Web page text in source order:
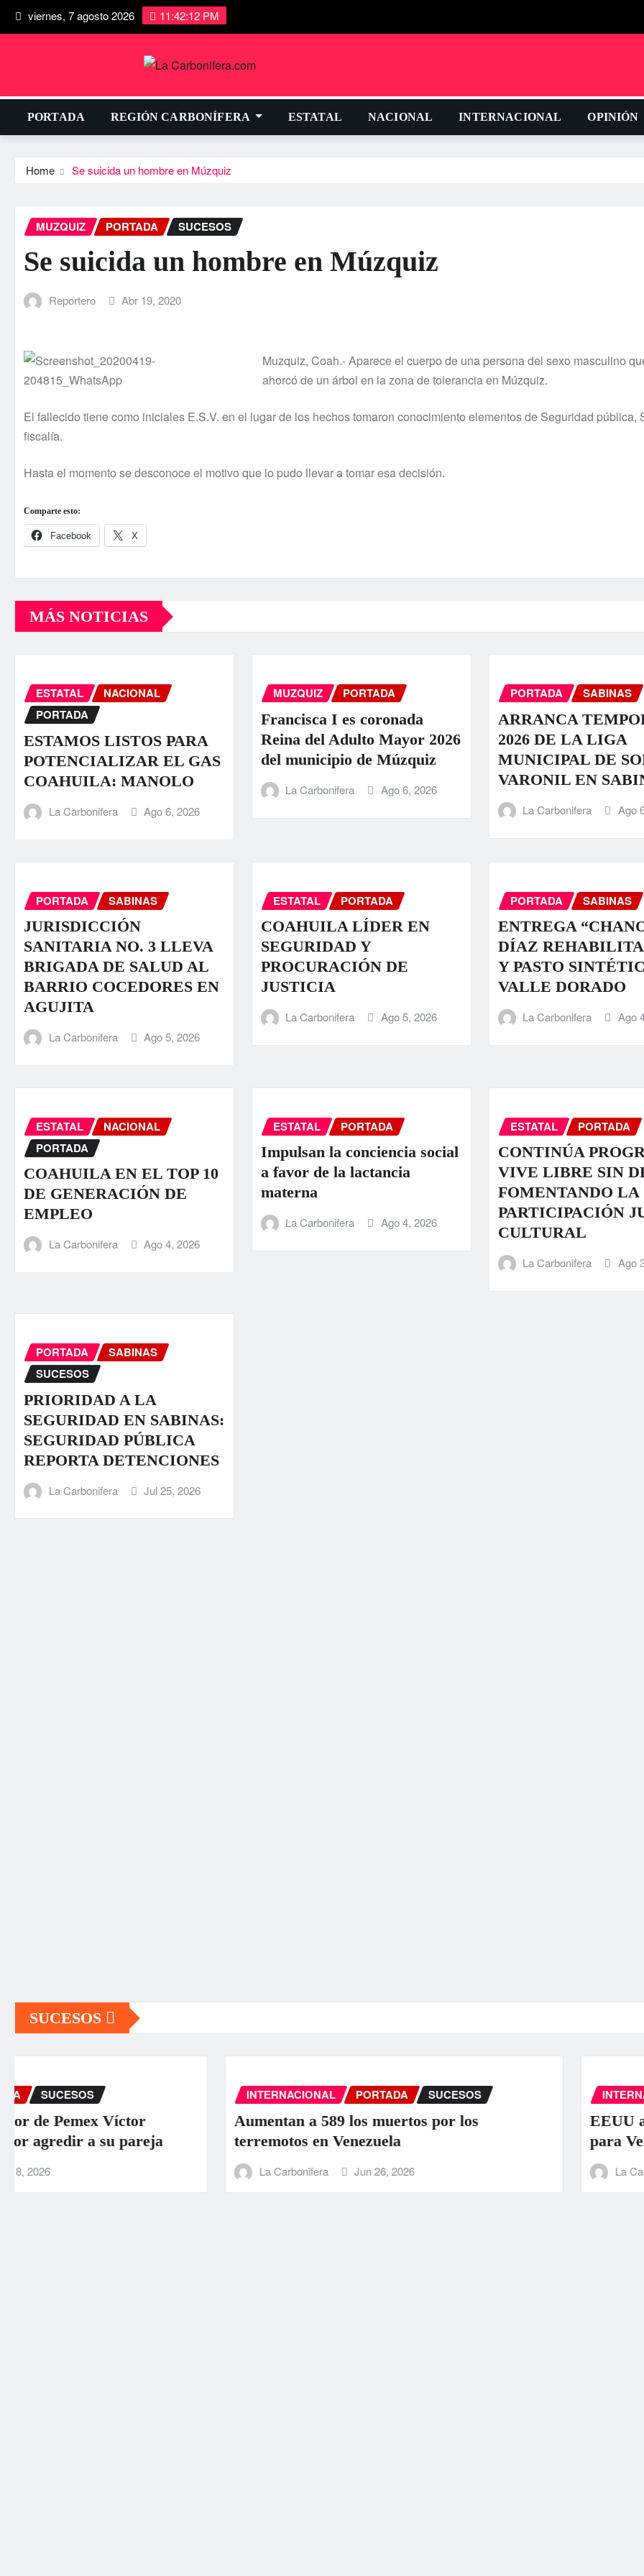
viernes, 7 agosto 2026 11:42:13 PM
PORTADA REGIÓN CARBONÍFERA ESTATAL NACIONAL INTERNACIONAL OPINIÓN
Home Se suicida un hombre en Múzquiz
MUZQUIZ PORTADA SUCESOS
Se suicida un hombre en Múzquiz
Reportero Abr 19, 2020
Muzquiz, Coah.- Aparece el cuerpo de una persona del sexo masculino
ahorcó de un árbol en la zona de tolerancia en Múzquiz.
El fallecido tiene como iniciales E.S.V. en el lugar de los hechos tomaron conocimiento elementos de Seguridad pública,
fiscalía.
Hasta el momento se desconoce el motivo que lo pudo llevar a tomar esa decisión.
Comparte esto:
Facebook X
MÁS NOTICIAS
ESTATAL
NACIONAL
PORTADA
ESTAMOS LISTOS PARA
POTENCIALIZAR EL GAS
COAHUILA: MANOLO
La Carbonifera Ago 6, 2026
MUZQUIZ PORTADA
Francisca I es coronada
Reina del Adulto Mayor 2026
del municipio de Múzquiz
La Carbonifera Ago 6, 2026
PORTADA SABINAS
ARRANCA
2026 DE LA LIGA
MUNICIPAL DE
VARONIL EN
La Carbonifera Ago
PORTADA SABINAS
JURISDICCIÓN
SANITARIA NO. 3 LLEVA
BRIGADA DE SALUD AL
BARRIO COCEDORES EN
AGUJITA
La Carbonifera Ago 5, 2026
ESTATAL PORTADA
COAHUILA LÍDER EN
SEGURIDAD Y
PROCURACIÓN DE
JUSTICIA
La Carbonifera Ago 5, 2026
PORTADA SABINAS
ENTREGA
DÍAZ
Y PASTO
VALLE DORADO
La Carbonifera Ago
ESTATAL
NACIONAL
PORTADA
COAHUILA EN EL TOP 10
DE GENERACIÓN DE
EMPLEO
La Carbonifera Ago 4, 2026
ESTATAL PORTADA
Impulsan la conciencia social
a favor de la lactancia
materna
La Carbonifera Ago 4, 2026
ESTATAL PORTADA
CONTINÚA
VIVE LIBRE SIN
FOMENTANDO LA
PARTICIPACIÓN
CULTURAL
La Carbonifera Ago
PORTADA
SABINAS
SUCESOS
PRIORIDAD A LA
SEGURIDAD EN SABINAS:
SEGURIDAD PÚBLICA
REPORTA DETENCIONES
La Carbonifera Jul 25, 2026
SUCESOS
INTERNACIONAL SUCESOS
Aumentan a 589 los muertos por los
terremotos en Venezuela
INTERNACIONAL SUCESOS
EEUU anuncia una ayuda de 130
para Venezuela tras el doble
La Carbonifera